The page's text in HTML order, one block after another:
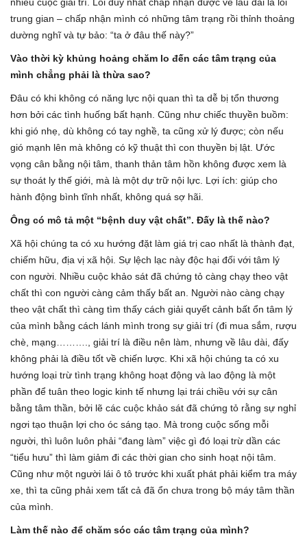
nhiều cuộc giải trí. Lối duy nhất chấp nhận được về lâu dài là lối
trung gian – chấp nhận mình có những tâm trạng rồi thỉnh thoảng
dường nghĩ và tự bảo: “ta ở đâu thế này?”
Vào thời kỳ khủng hoảng chăm lo đến các tâm trạng của
mình chẳng phải là thừa sao?
Đâu có khi không có năng lực nội quan thì ta dễ bị tổn thương
hơn bởi các tình huống bất hạnh. Cũng như chiếc thuyền buồm:
khi gió nhẹ, dù không có tay nghề, ta cũng xử lý được; còn nếu
gió mạnh lên mà không có kỹ thuật thì con thuyền bị lật. Ước
vọng cân bằng nội tâm, thanh thản tâm hồn không được xem là
sự thoát ly thế giới, mà là một dự trữ nội lực. Lợi ích: giúp cho
hành động bình tĩnh nhất, không quá sợ hãi.
Ông có mô tả một “bệnh duy vật chất”. Đấy là thế nào?
Xã hội chúng ta có xu hướng đặt làm giá trị cao nhất là thành đạt,
chiếm hữu, địa vị xã hội. Sự lệch lạc này độc hại đối với tâm lý
con người. Nhiều cuộc khảo sát đã chứng tỏ càng chạy theo vật
chất thì con người càng cảm thấy bất an. Người nào càng chạy
theo vật chất thì càng tìm thấy cách giải quyết cảnh bất ổn tâm lý
của mình bằng cách lánh mình trong sự giải trí (đi mua sắm, rượu
chè, mạng………., giải trí là điều nên làm, nhưng về lâu dài, đấy
không phải là điều tốt về chiến lược. Khi xã hội chúng ta có xu
hướng loại trừ tình trạng không hoạt động và lao động là một
phần để tuân theo logic kinh tế nhưng lại trái chiều với sự cân
bằng tâm thần, bởi lẽ các cuộc khảo sát đã chứng tỏ rằng sự nghỉ
ngơi tạo thuận lợi cho óc sáng tạo. Mà trong cuộc sống mỗi
người, thì luôn luôn phải “đang làm” việc gì đó loại trừ dần các
“tiểu hưu” thì làm giảm đi các thời gian cho sinh hoạt nội tâm.
Cũng như một người lái ô tô trước khi xuất phát phải kiểm tra máy
xe, thì ta cũng phải xem tất cả đã ổn chưa trong bộ máy tâm thần
của mình.
Làm thế nào để chăm sóc các tâm trạng của mình?